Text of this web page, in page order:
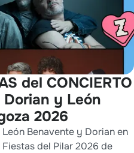
del CONCIERTO
y León
2026
Benavente y Dorian en
del Pilar 2026 de